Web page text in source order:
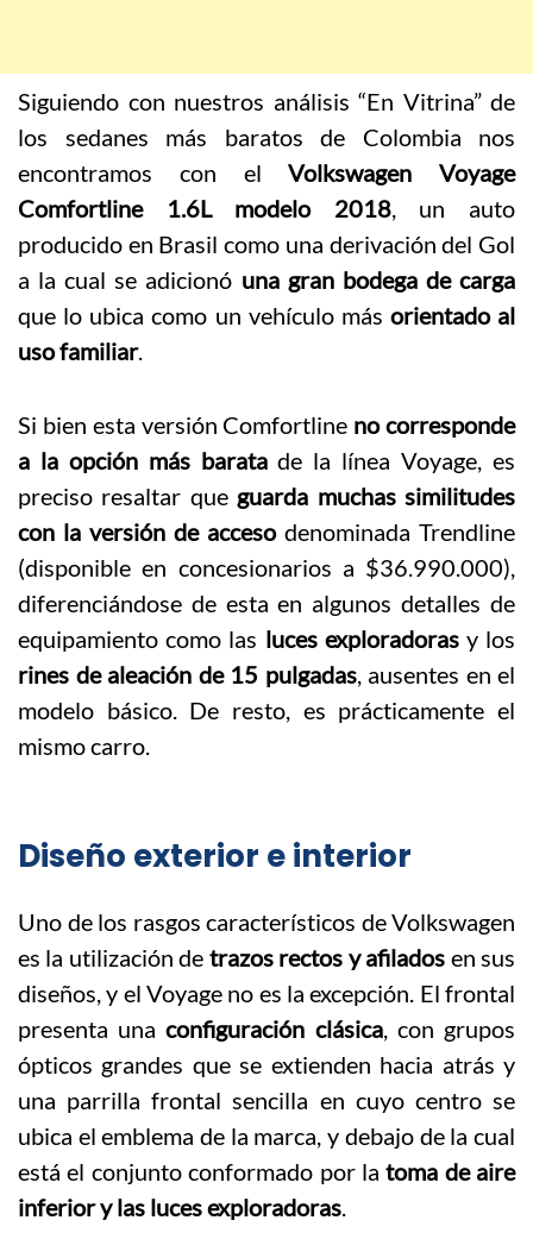
Siguiendo con nuestros análisis “En Vitrina” de
los sedanes más baratos de Colombia nos
encontramos con elVolkswagen Voyage
Comfortline 1.6L modelo 2018, un auto
producido en Brasil como una derivación del Gol
a la cual se adicionó una gran bodega de carga
que lo ubica como un vehículo más orientado al
uso familiar.
Si bien esta versión Comfortline no corresponde
a la opción más baratade la línea Voyage, es
preciso resaltar queguarda muchas similitudes
con la versión de accesodenominada Trendline
(disponible en concesionarios a $36.990.000),
diferenciándose de esta en algunos detalles de
equipamiento como las luces exploradorasy los
rines de aleación de 15 pulgadas, ausentes en el
modelo básico. De resto, es prácticamente el
mismo carro.
Diseño exterior e interior
Uno de los rasgos característicos de Volkswagen
es la utilización de trazos rectos y afilados en sus
diseños, y el Voyage no es la excepción. El frontal
presenta unaconfiguración clásica, con grupos
ópticos grandes que se extienden hacia atrás y
una parrilla frontal sencilla en cuyo centro se
ubica el emblema de la marca, y debajo de la cual
está el conjunto conformado por latoma de aire
inferior y las luces exploradoras.